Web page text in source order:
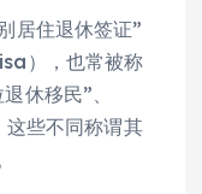
居住退休签证”
），也常被称
休移民”、
这些不同称谓其